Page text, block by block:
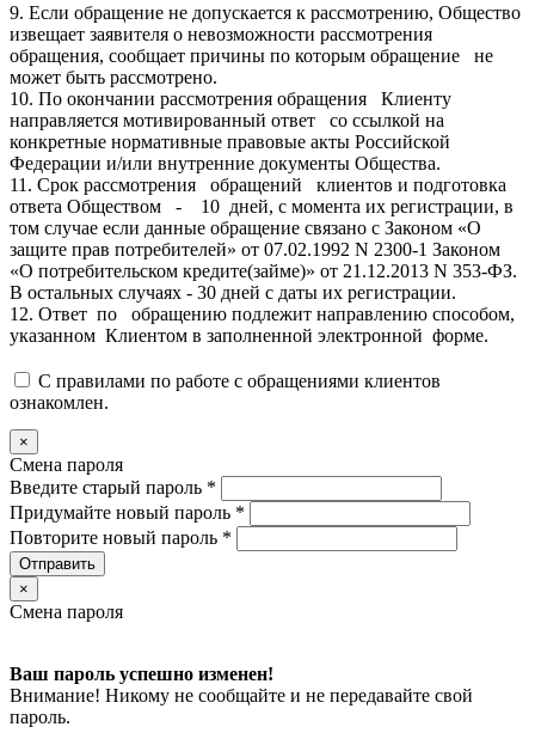
9. Если обращение не допускается к рассмотрению, Общество
извещает заявителя о невозможности рассмотрения
обращения, сообщает причины по которым обращение не
может быть рассмотрено.
10. По окончании рассмотрения обращения Клиенту
направляется мотивированный ответ со ссылкой на
конкретные нормативные правовые акты Российской
Федерации и/или внутренние документы Общества.
11. Срок рассмотрения обращений клиентов и подготовка
ответа Обществом - 10 дней, с момента их регистрации, в
том случае если данные обращение связано с Законом «О
защите прав потребителей» от 07.02.1992 N 2300-1 Законом
«О потребительском кредите(займе)» от 21.12.2013 N 353-ФЗ.
В остальных случаях - 30 дней с даты их регистрации.
12. Ответ по обращению подлежит направлению способом,
указанном Клиентом в заполненной электронной форме.
С правилами по работе с обращениями клиентов
ознакомлен.
×
Смена пароля
Введите старый пароль *
Придумайте новый пароль *
Повторите новый пароль *
Отправить
×
Смена пароля
Ваш пароль успешно изменен!
Внимание! Никому не сообщайте и не передавайте свой
пароль.